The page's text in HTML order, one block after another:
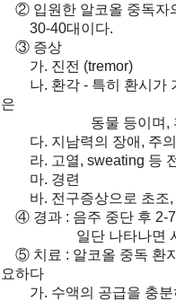
② 입원한 알코올 중독자
30-40대이다.
③ 증상
가. 진전 (tremor)
나. 환각 - 특히 환시가 가
은
동물 등이며, 환자는
다. 지남력의 장애, 주의
라. 고열, sweating 등
마. 경련
바. 전구증상으로 초조,
④ 경과 : 음주 중단 후 2-7
일단 나타나면 사망
⑤ 치료 : 알코올 중독 환
요하다
가. 수액의 공급을 충분